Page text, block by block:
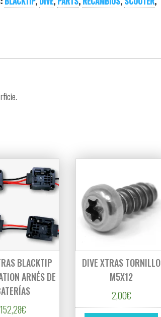
pueden elegir en la página de producto
BLACKTIP
ARNÉS DE
152,28€
DIVE XTRAS TORNILLO
M5X12
2,00€